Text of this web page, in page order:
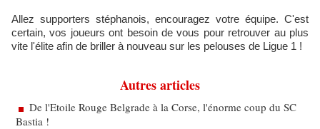
Allez supporters stéphanois, encouragez votre équipe. C'est
certain, vos joueurs ont besoin de vous pour retrouver au plus
vite l'élite afin de briller à nouveau sur les pelouses de Ligue 1 !
Autres articles
De l'Etoile Rouge Belgrade à la Corse, l'énorme coup du SC
Bastia !